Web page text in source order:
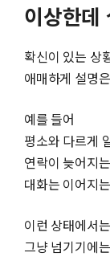
이상한데
확신이 있는 상
애매하게 설명
예를 들어
평소와 다르게
연락이 늦어지
대화는 이어지
이런 상태에서
그냥 넘기기에